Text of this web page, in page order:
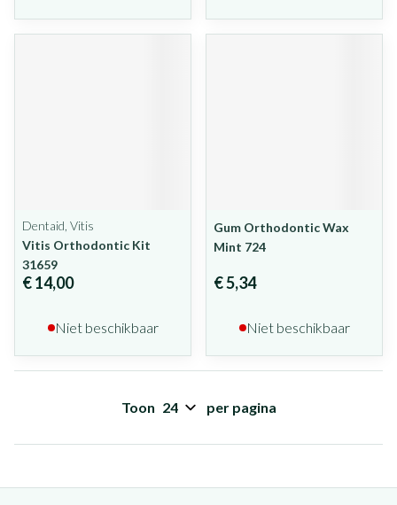
Dentaid, Vitis
Vitis Orthodontic Kit
31659
€ 14,00
Niet beschikbaar
Gum Orthodontic Wax
Mint 724
€ 5,34
Niet beschikbaar
Toon per pagina